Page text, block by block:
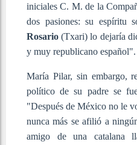
iniciales C. M. de la
dos pasiones: su espíritu
Rosario (Txari) lo dejaría
y muy republicano español".
María Pilar, sin embargo,
político de su padre se
"Después de México no le
nunca más se afilió a
amigo de una catalana